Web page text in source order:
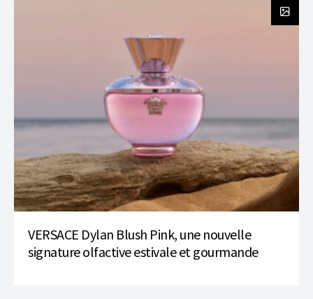
VERSACE Dylan Blush Pink, une nouvelle
signature olfactive estivale et gourmande